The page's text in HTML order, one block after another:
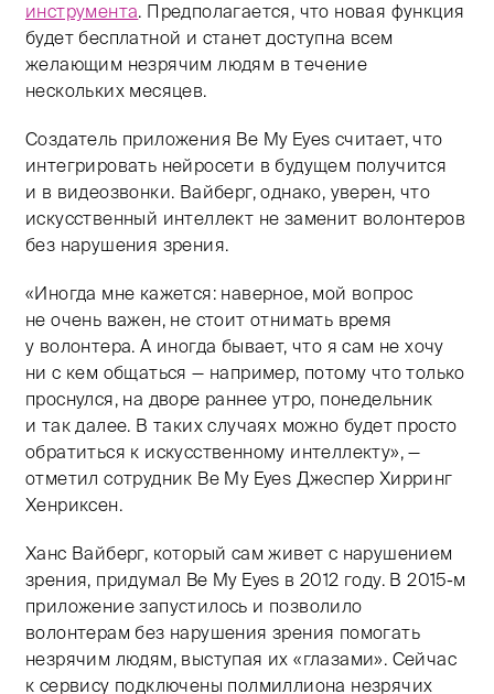
инструмента. Предполагается, что новая функция
будет бесплатной и станет доступна всем
желающим незрячим людям в течение
нескольких месяцев.
Создатель приложения Be My Eyes считает, что
интегрировать нейросети в будущем получится
и в видеозвонки. Вайберг, однако, уверен, что
искусственный интеллект не заменит волонтеров
без нарушения зрения.
«Иногда мне кажется: наверное, мой вопрос
не очень важен, не стоит отнимать время
у волонтера. А иногда бывает, что я сам не хочу
ни с кем общаться — например, потому что только
проснулся, на дворе раннее утро, понедельник
и так далее. В таких случаях можно будет просто
обратиться к искусственному интеллекту», —
отметил сотрудник Be My Eyes Джеспер Хирринг
Хенриксен.
Ханс Вайберг, который сам живет с нарушением
зрения, придумал Be My Eyes в 2012 году. В2015-м
приложение запустилось и позволило
волонтерам без нарушения зрения помогать
незрячим людям, выступая их «глазами». Сейчас
к сервису подключены полмиллиона незрячих